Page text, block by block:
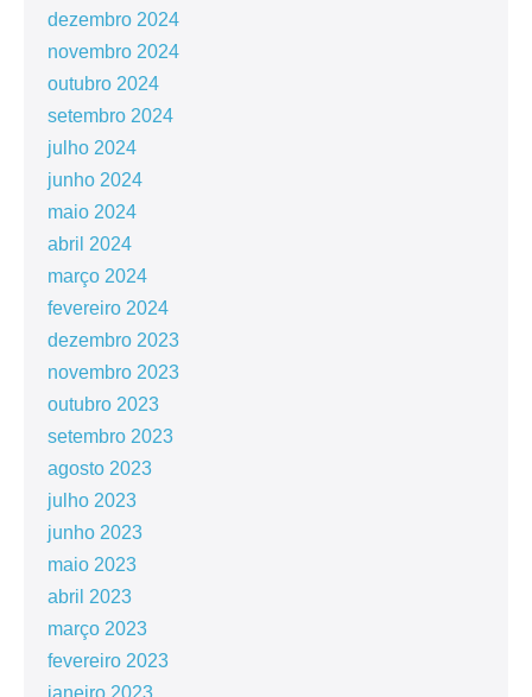
dezembro 2024
novembro 2024
outubro 2024
setembro 2024
julho 2024
junho 2024
maio 2024
abril 2024
março 2024
fevereiro 2024
dezembro 2023
novembro 2023
outubro 2023
setembro 2023
agosto 2023
julho 2023
junho 2023
maio 2023
abril 2023
março 2023
fevereiro 2023
janeiro 2023